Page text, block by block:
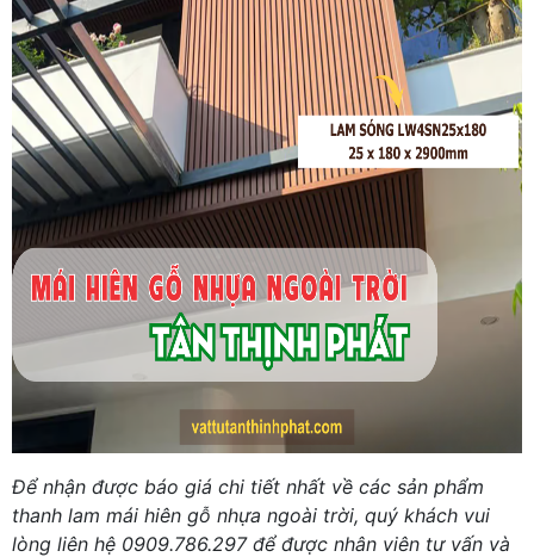
Để nhận được báo giá chi tiết nhất về các sản phẩm
thanh lam mái hiên gỗ nhựa ngoài trời, quý khách vui
lòng liên hệ 0909.786.297 để được nhân viên tư vấn và